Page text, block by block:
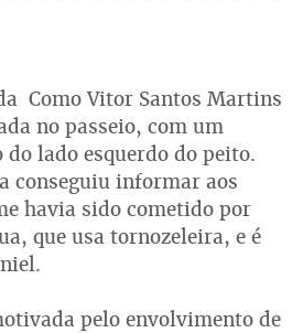
Como Vitor Santos Martins
no passeio, com um
lado esquerdo do peito.
conseguiu informar aos
havia sido cometido por
que usa tornozeleira, e é
pelo envolvimento de